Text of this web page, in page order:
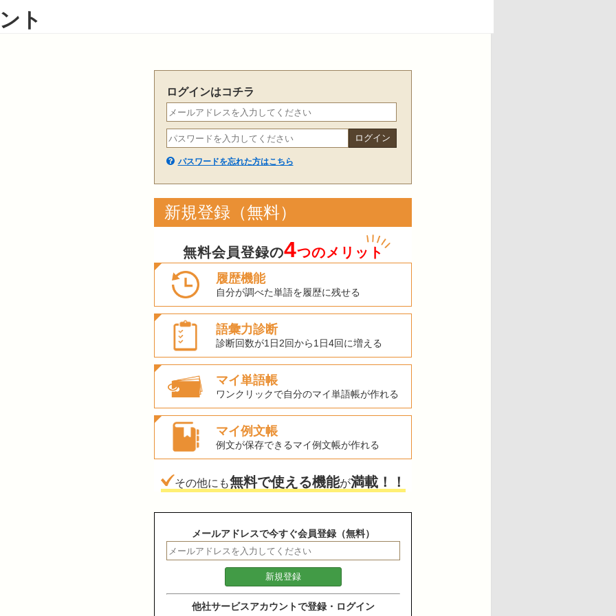
ト
ログインはコチラ
パスワードを忘れた方はこちら
新規登録（無料）
無料会員登録の4つのメリット
履歴機能
自分が調べた単語を履歴に残せる
語彙力診断
診断回数が1日2回から1日4回に増える
マイ単語帳
ワンクリックで自分のマイ単語帳が作れる
マイ例文帳
例文が保存できるマイ例文帳が作れる
その他にも無料で使える機能が満載！！
メールアドレスで今すぐ会員登録（無料）
他社サービスアカウントで登録・ログイン